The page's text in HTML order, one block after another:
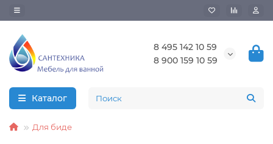
8 495 142 10 59
8 900 159 10 59
Каталог
Для биде